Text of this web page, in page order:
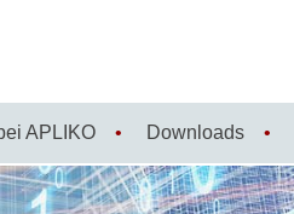
APLIKO Downloads